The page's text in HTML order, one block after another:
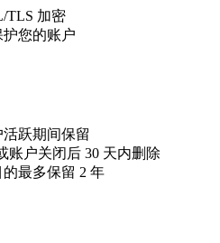
TLS 加密
您的账户
跃期间保留
账户关闭后 30 天内删除
最多保留 2 年